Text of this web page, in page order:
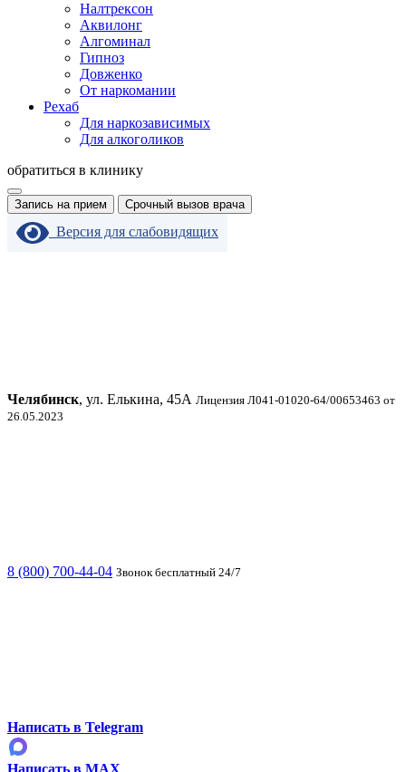
Налтрексон
Аквилонг
Алгоминал
Гипноз
Довженко
От наркомании
Рехаб
Для наркозависимых
Для алкоголиков
обратиться в клинику
Запись на прием Срочный вызов врача
Версия для слабовидящих
Челябинск, ул. Елькина, 45А Лицензия Л041-01020-64/00653463 от
26.05.2023
8 (800) 700-44-04 Звонок бесплатный 24/7
Написать в Telegram
Написать в MAX